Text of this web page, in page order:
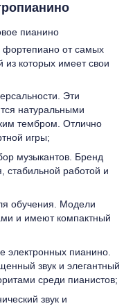
фортепиано от самых
которых имеет свои
Эти
натуральными
тембром. Отлично
игры;
музыкантов. Бренд
стабильной работой и
обучения. Модели
и имеют компактный
электронных пианино.
звук и элегантный
среди пианистов;
звук и